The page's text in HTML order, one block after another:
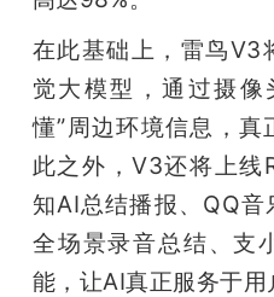
在此基础上，雷鸟V3
觉大模型，通过摄
懂”周边环境信息，
此之外，V3还将上线
知AI总结播报、QQ音
全场景录音总结、支
能，让AI真正服务于用